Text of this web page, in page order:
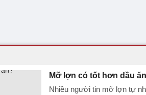
Mỡ lợn có tốt hơn dầu
Nhiều người tin mỡ lợn tự